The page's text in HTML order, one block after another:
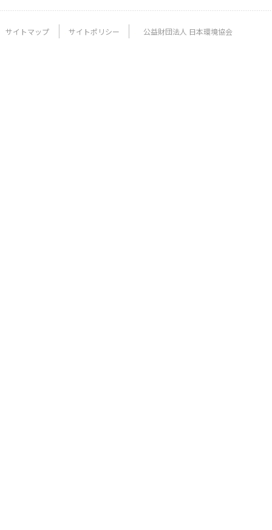
サイトマップ サイトポリシー 公益財団法人 日本環境協会